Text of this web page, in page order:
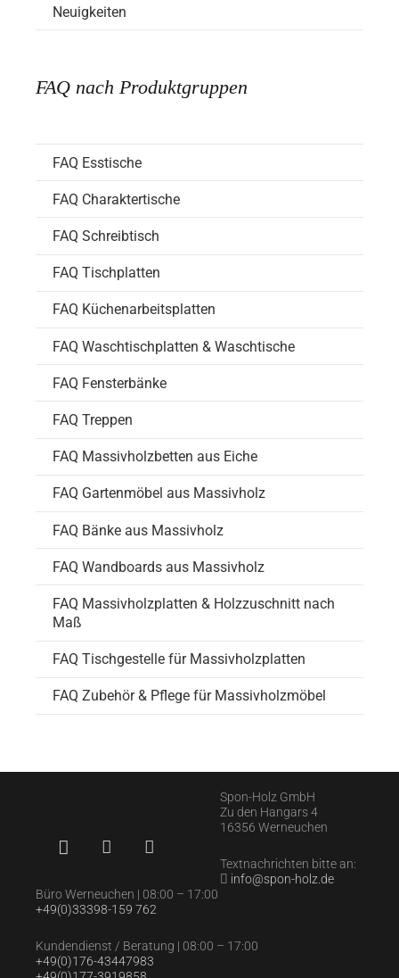
Neuigkeiten
FAQ nach Produktgruppen
FAQ Esstische
FAQ Charaktertische
FAQ Schreibtisch
FAQ Tischplatten
FAQ Küchenarbeitsplatten
FAQ Waschtischplatten & Waschtische
FAQ Fensterbänke
FAQ Treppen
FAQ Massivholzbetten aus Eiche
FAQ Gartenmöbel aus Massivholz
FAQ Bänke aus Massivholz
FAQ Wandboards aus Massivholz
FAQ Massivholzplatten & Holzzuschnitt nach
Maß
FAQ Tischgestelle für Massivholzplatten
FAQ Zubehör & Pflege für Massivholzmöbel
Spon-Holz GmbH
Zu den Hangars 4
16356 Werneuchen
Textnachrichten bitte an:
info@spon-holz.de
Büro Werneuchen | 08:00 – 17:00
+49(0)33398-159 762
Kundendienst / Beratung | 08:00 – 17:00
+49(0)176-43447983